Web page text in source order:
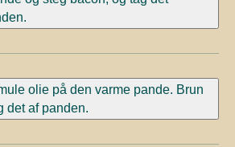
olie på den varme pande. Brun
det af panden.